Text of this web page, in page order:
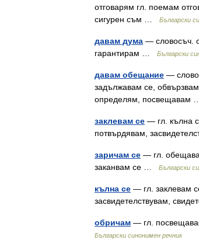
отговарям гл. поемам
сигурен съм …
Български
давам дума — словосъч.
гарантирам …
Български
давам обещание —
задължавам се,
определям, посвещавам
заклевам се — гл. кълна
потвърдявам,
заричам се — гл.
заканвам се …
Български
кълна се — гл. заклевам
засвидетелствувам,
обричам — гл.
Български синонимен речник